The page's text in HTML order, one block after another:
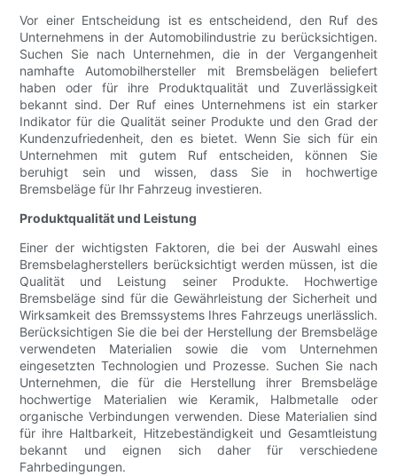
Vor einer Entscheidung ist es entscheidend, den Ruf des
Unternehmens in der Automobilindustrie zu berücksichtigen.
Suchen Sie nach Unternehmen, die in der Vergangenheit
namhafte Automobilhersteller mit Bremsbelägen beliefert
haben oder für ihre Produktqualität und Zuverlässigkeit
bekannt sind. Der Ruf eines Unternehmens ist ein starker
Indikator für die Qualität seiner Produkte und den Grad der
Kundenzufriedenheit, den es bietet. Wenn Sie sich für ein
Unternehmen mit gutem Ruf entscheiden, können Sie
beruhigt sein und wissen, dass Sie in hochwertige
Bremsbeläge für Ihr Fahrzeug investieren.
Produktqualität und Leistung
Einer der wichtigsten Faktoren, die bei der Auswahl eines
Bremsbelagherstellers berücksichtigt werden müssen, ist die
Qualität und Leistung seiner Produkte. Hochwertige
Bremsbeläge sind für die Gewährleistung der Sicherheit und
Wirksamkeit des Bremssystems Ihres Fahrzeugs unerlässlich.
Berücksichtigen Sie die bei der Herstellung der Bremsbeläge
verwendeten Materialien sowie die vom Unternehmen
eingesetzten Technologien und Prozesse. Suchen Sie nach
Unternehmen, die für die Herstellung ihrer Bremsbeläge
hochwertige Materialien wie Keramik, Halbmetalle oder
organische Verbindungen verwenden. Diese Materialien sind
für ihre Haltbarkeit, Hitzebeständigkeit und Gesamtleistung
bekannt und eignen sich daher für verschiedene
Fahrbedingungen.